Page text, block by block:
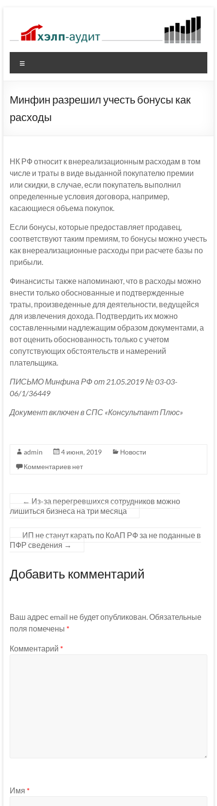
содержимому
Минфин разрешил учесть бонусы как
расходы
НК РФ относит к внереализационным расходам в том
числе и траты в виде выданной покупателю премии
или скидки, в случае, если покупатель выполнил
определенные условия договора, например,
касающиеся объема покупок.
Если бонусы, которые предоставляет продавец,
соответствуют таким премиям, то бонусы можно учесть
как внереализационные расходы при расчете базы по
прибыли.
Финансисты также напоминают, что в расходы можно
внести только обоснованные и подтвержденные
траты, произведенные для деятельности, ведущейся
для извлечения дохода. Подтвердить их можно
составленными надлежащим образом документами, а
вот оценить обоснованность только с учетом
сопутствующих обстоятельств и намерений
плательщика.
ПИСЬМО Минфина РФ от 21.05.2019 № 03-03-
06/1/36449
Документ включен в СПС «Консультант Плюс»
admin 4 июня, 2019
Новости
Комментариев нет
← Из-за перегревшихся сотрудников можно
лишиться бизнеса на три месяца
ИП не станут карать по КоАП РФ за не поданные в
ПФР сведения →
Добавить комментарий
Ваш адрес email не будет опубликован. Обязательные
поля помечены *
Комментарий *
Имя *